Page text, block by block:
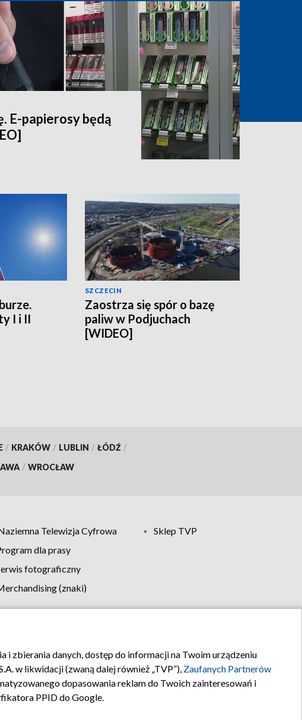
E-papierosy będą
I i II
SZCZECIN
Zaostrza się spór o bazę
paliw w Podjuchach
[WIDEO]
/ KRAKÓW / LUBLIN / ŁÓDŹ /
/ WROCŁAW
Telewizja Cyfrowa
Sklep TVP
dla prasy
fotograficzny
(znaki)
Biuro reklamy Kontakt
zbierania danych, dostęp do informacji na Twoim urządzeniu
w likwidacji (zwaną dalej również „TVP”), Zaufanych Partnerów
dopasowania reklam do Twoich zainteresowań i
PPID do Google.